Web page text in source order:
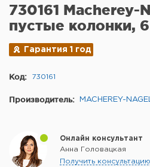
730161 Macherey-
пустые колонки,
Гарантия 1 год
Код: 730161
Производитель: MACHEREY-NAGEL
Онлайн консультант
Анна Головацкая
Получить